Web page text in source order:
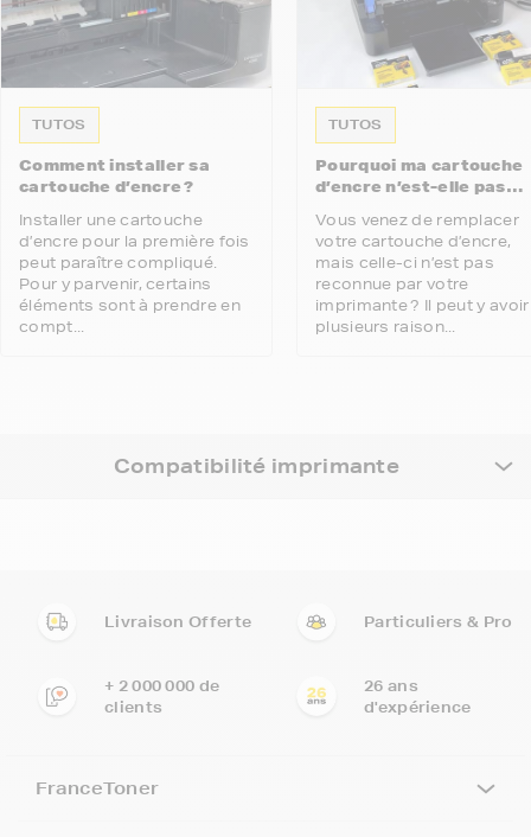
TUTOS
Comment installer sa
cartouche d’encre ?
Installer une cartouche
d’encre pour la première fois
peut paraître compliqué.
Pour y parvenir, certains
éléments sont à prendre en
compt...
TUTOS
Pourquoi ma cartouche
d’encre n’est-elle pas
imprimante ?
Vous venez de remplacer
votre cartouche d’encre,
mais celle-ci n’est pas
reconnue par votre
imprimante ? Il peut y avoir
plusieurs raison...
Compatibilité imprimante
Livraison Offerte Particuliers & Pro
+ 2 000 000 de
clients
26 ans
d'expérience
FranceToner